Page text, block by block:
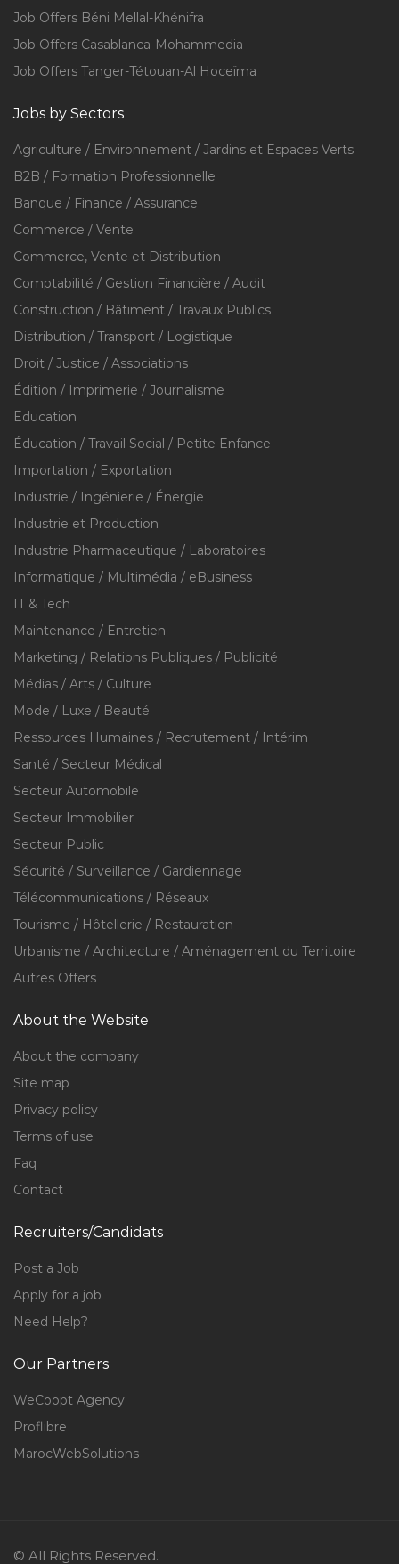
Job Offers Béni Mellal-Khénifra
Job Offers Casablanca-Mohammedia
Job Offers Tanger-Tétouan-Al Hoceïma
Jobs by Sectors
Agriculture / Environnement / Jardins et Espaces Verts
B2B / Formation Professionnelle
Banque / Finance / Assurance
Commerce / Vente
Commerce, Vente et Distribution
Comptabilité / Gestion Financière / Audit
Construction / Bâtiment / Travaux Publics
Distribution / Transport / Logistique
Droit / Justice / Associations
Édition / Imprimerie / Journalisme
Education
Éducation / Travail Social / Petite Enfance
Importation / Exportation
Industrie / Ingénierie / Énergie
Industrie et Production
Industrie Pharmaceutique / Laboratoires
Informatique / Multimédia / eBusiness
IT & Tech
Maintenance / Entretien
Marketing / Relations Publiques / Publicité
Médias / Arts / Culture
Mode / Luxe / Beauté
Ressources Humaines / Recrutement / Intérim
Santé / Secteur Médical
Secteur Automobile
Secteur Immobilier
Secteur Public
Sécurité / Surveillance / Gardiennage
Télécommunications / Réseaux
Tourisme / Hôtellerie / Restauration
Urbanisme / Architecture / Aménagement du Territoire
Autres Offers
About the Website
About the company
Site map
Privacy policy
Terms of use
Faq
Contact
Recruiters/Candidats
Post a Job
Apply for a job
Need Help?
Our Partners
WeCoopt Agency
Proflibre
MarocWebSolutions
© All Rights Reserved.